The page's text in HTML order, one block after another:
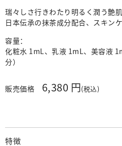
瑞々しさ行きわたり明るく潤う艶肌
日本伝承の抹茶成分配合、スキン
容量：
化粧水 1mL、乳液 1mL、美容液
分）
販売価格 6,380 円(税込)
特徴